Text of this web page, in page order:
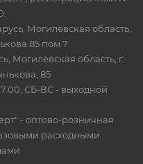
Могилёвская область,
85 пом 7
Могилёвская область, г.
85
СБ-ВС - выходной
- оптово-розничная
расходными